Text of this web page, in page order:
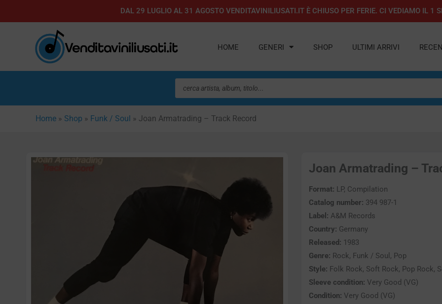
al
DAL 29 LUGLIO AL 31 AGOSTO VENDITAVINILIUSATI.IT È CHIUSO PER FERIE. CI VEDIAMO IL 1
HOME GENERI SHOP ULTIMI ARRIVI
Ricerca
prodotti
Home » Shop » Funk / Soul » Joan Armatrading – Track Record
Joan Armatrading –
Format: LP, Compilation
Catalog number: 394 987-1
Label: A&M Records
Country: Germany
Released: 1983
Genre: Rock, Funk / Soul, Pop
Style: Folk Rock, Soft Rock, Pop Rock,
Sleeve condition: Very Good (VG)
Condition: Very Good (VG)